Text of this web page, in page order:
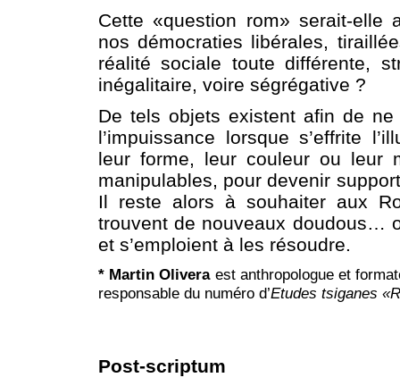
Cette «question rom» serait-elle
nos démocraties libérales,
réalité sociale toute différente,
inégalitaire, voire ségrégative ?
De tels objets existent afin de ne
l’impuissance lorsque s’effrite
leur forme, leur couleur ou leur
manipulables, pour devenir
Il reste alors à souhaiter aux
trouvent de nouveaux doudous…
et s’emploient à les résoudre.
* Martin Oliveraest anthropologue et
responsable du numéro d’Etudes tsiganes
Post-scriptum